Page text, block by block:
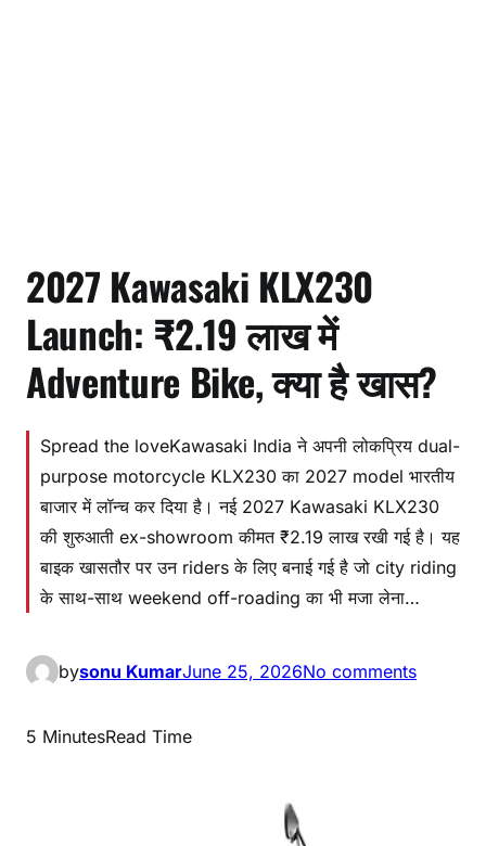
2027 Kawasaki KLX230
Launch: ₹2.19 लाख में
Adventure Bike, क्या है खास?
Spread the loveKawasaki India ने अपनी लोकप्रिय dual-
purpose motorcycle KLX230 का 2027 model भारतीय
बाजार में लॉन्च कर दिया है। नई 2027 Kawasaki KLX230
की शुरुआती ex-showroom कीमत ₹2.19 लाख रखी गई है। यह
बाइक खासतौर पर उन riders के लिए बनाई गई है जो city riding
के साथ-साथ weekend off-roading का भी मजा लेना…
bysonu KumarJune 25, 2026No comments
5 MinutesRead Time